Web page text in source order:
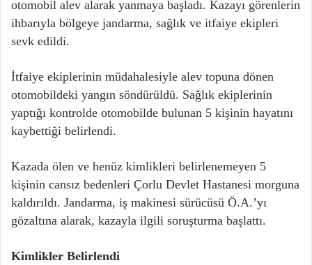
otomobil alev alarak yanmaya başladı. Kazayı görenlerin
ihbarıyla bölgeye jandarma, sağlık ve itfaiye ekipleri
sevk edildi.
İtfaiye ekiplerinin müdahalesiyle alev topuna dönen
otomobildeki yangın söndürüldü. Sağlık ekiplerinin
yaptığı kontrolde otomobilde bulunan 5 kişinin hayatını
kaybettiği belirlendi.
Kazada ölen ve henüz kimlikleri belirlenemeyen 5
kişinin cansız bedenleri Çorlu Devlet Hastanesi morguna
kaldırıldı. Jandarma, iş makinesi sürücüsü Ö.A.’yı
gözaltına alarak, kazayla ilgili soruşturma başlattı.
Kimlikler Belirlendi